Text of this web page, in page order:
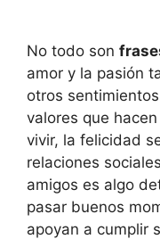
No todo son
amor y la pasión
otros
valores que
vivir, la felicidad
relaciones
amigos es algo
pasar buenos
apoyan a cumplir